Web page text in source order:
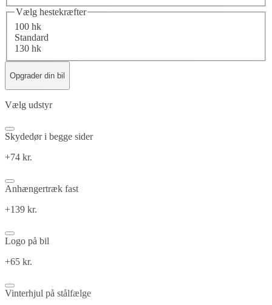
Vælg hestekræfter
100 hk
Standard
130 hk
Opgrader din bil
Vælg udstyr
Skydedør i begge sider
+74 kr.
Anhængertræk fast
+139 kr.
Logo på bil
+65 kr.
Vinterhjul på stålfælge